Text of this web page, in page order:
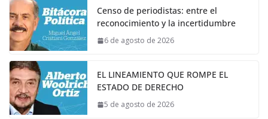
Censo de periodistas: entre el
reconocimiento y la incertidumbre
6 de agosto de 2026
EL LINEAMIENTO QUE ROMPE EL
ESTADO DE DERECHO
5 de agosto de 2026